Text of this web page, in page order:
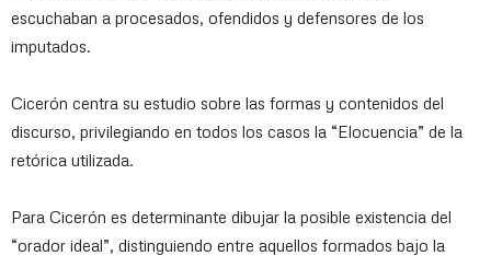
escuchaban a procesados, ofendidos y defensores de los
imputados.
Cicerón centra su estudio sobre las formas y contenidos del
discurso, privilegiando en todos los casos la “Elocuencia” de la
retórica utilizada.
Para Cicerón es determinante dibujar la posible existencia del
“orador ideal”, distinguiendo entre aquellos formados bajo la